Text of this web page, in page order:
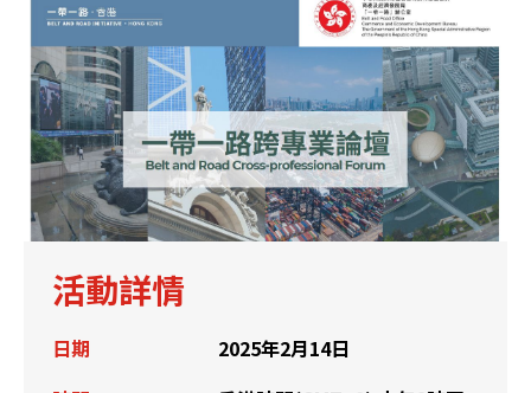
活動詳情
日期
2025年2月14日